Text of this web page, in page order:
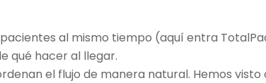
al mismo tiempo (aquí entra
qué hacer al llegar.
el flujo de manera natural. Hemos